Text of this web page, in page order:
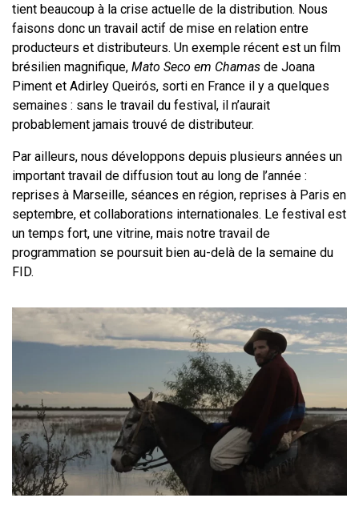
tient beaucoup à la crise actuelle de la distribution. Nous
faisons donc un travail actif de mise en relation entre
producteurs et distributeurs. Un exemple récent est un film
brésilien magnifique, Mato Seco em Chamas de Joana
Piment et Adirley Queirós, sorti en France il y a quelques
semaines : sans le travail du festival, il n’aurait
probablement jamais trouvé de distributeur.
Par ailleurs, nous développons depuis plusieurs années un
important travail de diffusion tout au long de l’année :
reprises à Marseille, séances en région, reprises à Paris en
septembre, et collaborations internationales. Le festival est
un temps fort, une vitrine, mais notre travail de
programmation se poursuit bien au-delà de la semaine du
FID.